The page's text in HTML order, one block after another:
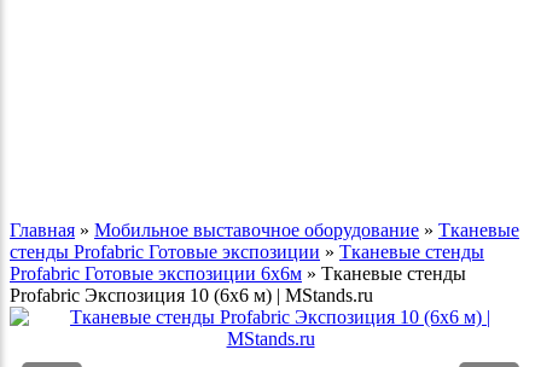
Главная » Мобильное выставочное оборудование » Тканевые
стенды Profabric Готовые экспозиции » Тканевые стенды
Profabric Готовые экспозиции 6х6м » Тканевые стенды
Profabric Экспозиция 10 (6х6 м) | MStands.ru